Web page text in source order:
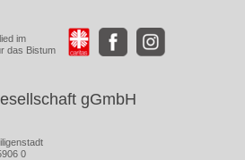
im
das Bistum
gGmbH
0